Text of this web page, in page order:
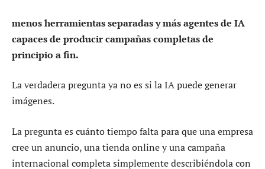
menos herramientas separadas y más agentes de IA
capaces de producir campañas completas de
principio a fin.
La verdadera pregunta ya no es si la IA puede generar
imágenes.
La pregunta es cuánto tiempo falta para que una empresa
cree un anuncio, una tienda online y una campaña
internacional completa simplemente describiéndola con